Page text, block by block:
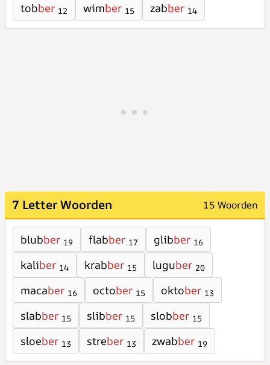
tobber 12 wimber 15 zabber 14
7 Letter Woorden 15 Woorden
blubber 19 flabber 17 glibber 16
kaliber 14 krabber 15 luguber 20
macaber 16 october 15 oktober 13
slabber 15 slibber 15 slobber 15
sloeber 13 streber 13 zwabber 19